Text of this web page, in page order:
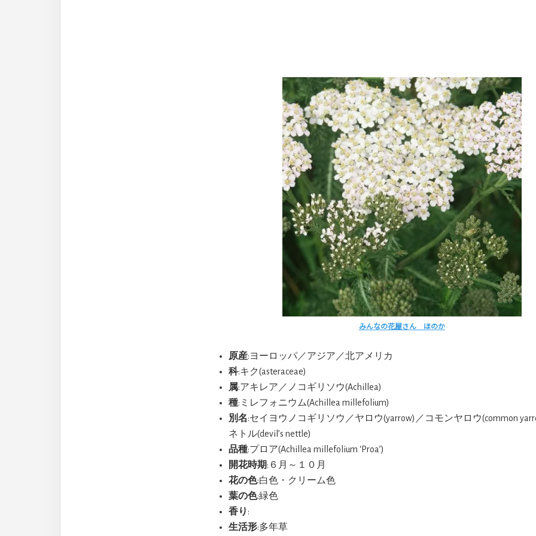
みんなの花屋さん ほのか
原産:ヨーロッパ／アジア／北アメリカ
科:キク(asteraceae)
属:アキレア／ノコギリソウ(Achillea)
種:ミレフォニウム(Achillea millefolium)
別名:セイヨウノコギリソウ／ヤロウ(yarrow)／コモンヤロウ(common
ネトル(devil’s nettle)
品種:プロア(Achillea millefolium ‘Proa’)
開花時期:６月～１０月
花の色:白色・クリーム色
葉の色:緑色
香り :
生活形:多年草